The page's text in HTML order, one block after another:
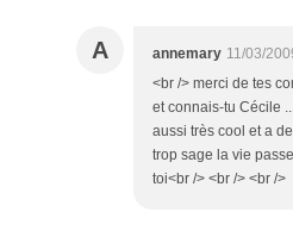
A annemary 11/03/
<br /> merci de tes
et connais-tu Cécile
aussi très cool et a
trop sage la vie
toi<br /> <br /> <br />